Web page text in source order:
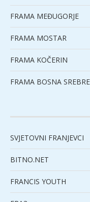
FRAMA MEĐUGORJE
FRAMA MOSTAR
FRAMA KOČERIN
FRAMA BOSNA
SVJETOVNI FRANJEVCI
BITNO.NET
FRANCIS YOUTH